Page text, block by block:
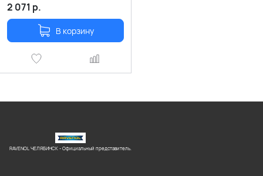
2 071 р.
В корзину
RAVENOL ЧЕЛЯБИНСК - Официальный представитель.